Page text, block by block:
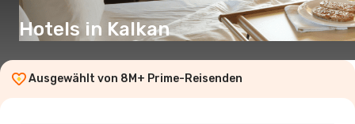
Hotels in Kalkan
Ausgewählt von 8M+ Prime-Reisenden